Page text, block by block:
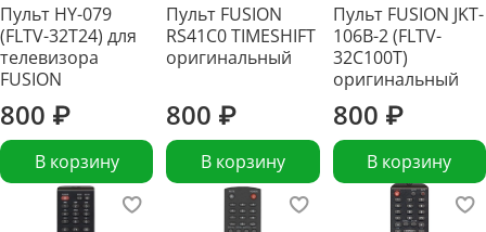
Пульт HY-079
(FLTV-32T24) для
телевизора
FUSION
800 ₽
В корзину
Пульт FUSION
RS41C0 TIMESHIFT
оригинальный
800 ₽
В корзину
Пульт FUSION JKT-
106B-2 (FLTV-
32C100T)
оригинальный
800 ₽
В корзину